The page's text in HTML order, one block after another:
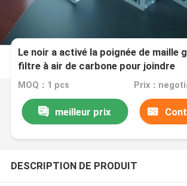
Le noir a activé la poignée de maille
filtre à air de carbone pour joindre
MOQ：1 pcs Prix：
meilleur prix
DESCRIPTION DE PRODUIT